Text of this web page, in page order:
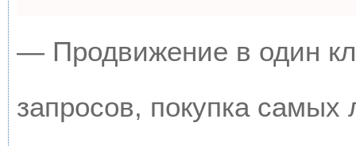
— Продвижение в один
запросов, покупка